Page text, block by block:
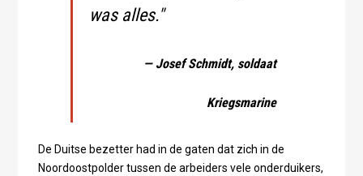
was alles."
— Josef Schmidt, soldaat
Kriegsmarine
De Duitse bezetter had in de gaten dat zich in de
Noordoostpolder tussen de arbeiders vele onderduikers,